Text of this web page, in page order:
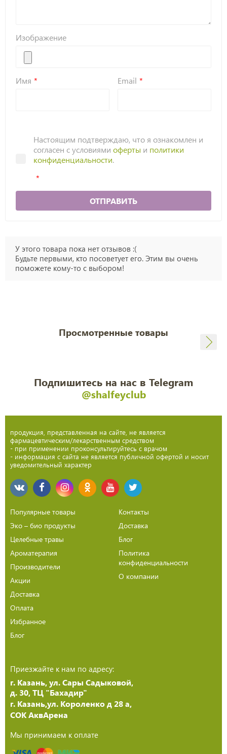
Изображение
Имя Email
Настоящим подтверждаю, что я ознакомлен и
согласен с условиями оферты и политики
конфиденциальности.
ОТПРАВИТЬ
У этого товара пока нет отзывов :(
Будьте первыми, кто посоветует его. Этим вы очень
поможете кому-то с выбором!
Просмотренные товары
Подпишитесь на нас в Telegram
@shalfeyclub
продукция, представленная на сайте, не является
фармацевтическим/лекарственным средством
- при применении проконсультируйтесь с врачом
- информация с сайта не является публичной офертой и носит
уведомительный характер
Популярные товары
Эко – био продукты
Целебные травы
Ароматерапия
Производители
Акции
Доставка
Оплата
Избранное
Блог
Контакты
Доставка
Блог
Политика
конфиденциальности
О компании
Приезжайте к нам по адресу:
г. Казань, ул. Сары Садыковой,
д. 30, ТЦ "Бахадир"
г. Казань,ул. Короленко д 28 а,
СОК АквАрена
Мы принимаем к оплате